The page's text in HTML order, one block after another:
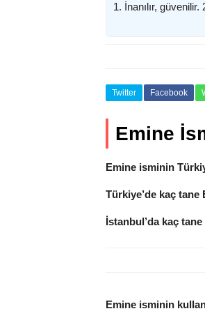
1. İnanılır,
Twitter Facebook
Emine
Emine isminin
Türkiye’de kaç
İstanbul’da kaç
Emine isminin